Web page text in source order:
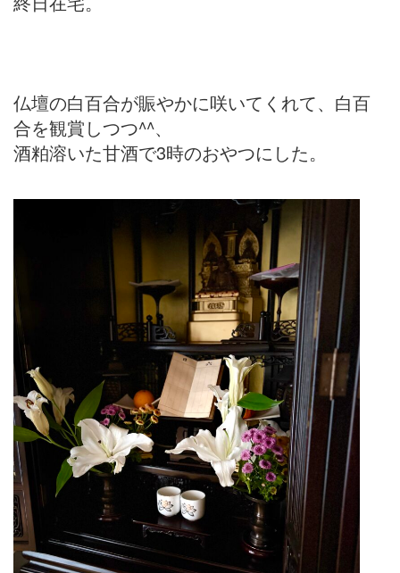
仏壇の白百合が賑やかに咲いてくれて、白百
合を観賞しつつ^^、
酒粕溶いた甘酒で3時のおやつにした。